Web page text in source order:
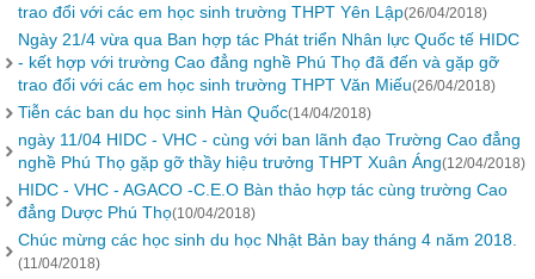
trao đổi với các em học sinh trường THPT Yên Lập(26/04/2018)
Ngày 21/4 vừa qua Ban hợp tác Phát triển Nhân lực Quốc tế HIDC
- kết hợp với trường Cao đẳng nghề Phú Thọ đã đến và gặp gỡ
trao đổi với các em học sinh trường THPT Văn Miếu(26/04/2018)
Tiễn các ban du học sinh Hàn Quốc(14/04/2018)
ngày 11/04 HIDC - VHC - cùng với ban lãnh đạo Trường Cao đẳng
nghề Phú Thọ gặp gỡ thầy hiệu trưởng THPT Xuân Áng(12/04/2018)
HIDC - VHC - AGACO -C.E.O Bàn thảo hợp tác cùng trường Cao
đẳng Dược Phú Thọ(10/04/2018)
Chúc mừng các học sinh du học Nhật Bản bay tháng 4 năm 2018.
(11/04/2018)